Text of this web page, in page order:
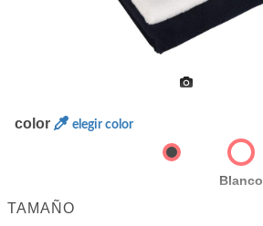
color elegir color
Blanco
TAMAÑO